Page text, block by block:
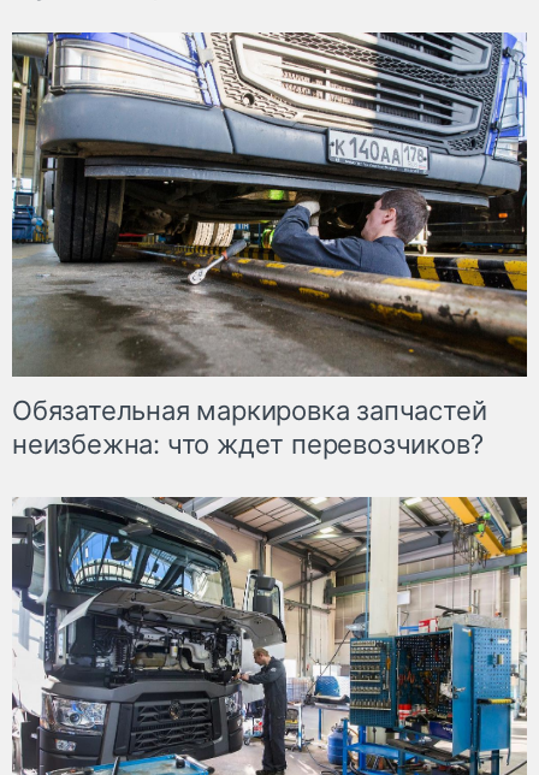
Обязательная маркировка запчастей
неизбежна: что ждет перевозчиков?